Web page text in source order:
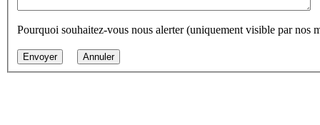
Pourquoi souhaitez-vous nous alerter (uniquement visible par nos